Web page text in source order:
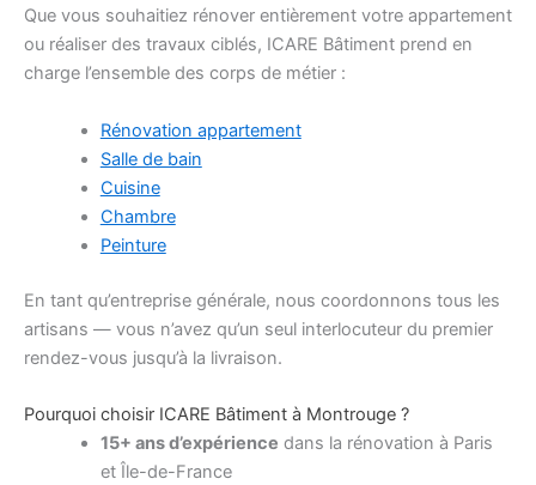
Que vous souhaitiez rénover entièrement votre appartement
ou réaliser des travaux ciblés, ICARE Bâtiment prend en
charge l’ensemble des corps de métier :
Rénovation appartement
Salle de bain
Cuisine
Chambre
Peinture
En tant qu’entreprise générale, nous coordonnons tous les
artisans — vous n’avez qu’un seul interlocuteur du premier
rendez-vous jusqu’à la livraison.
Pourquoi choisir ICARE Bâtiment à Montrouge ?
15+ ans d’expérience dans la rénovation à Paris
et Île-de-France